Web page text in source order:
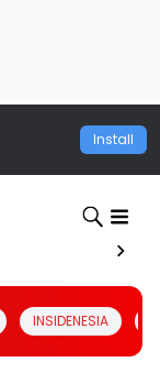
Install
INSIDENESIA